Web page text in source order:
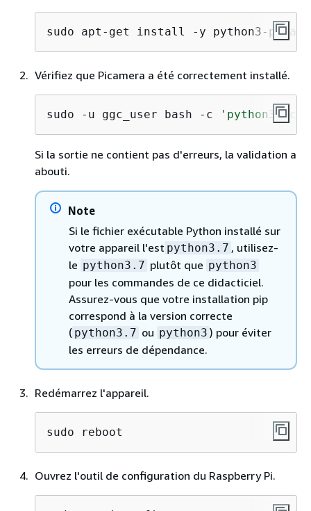
sudo apt-get install -y python3-
Vérifiez que Picamera a été correctement installé.
sudo -u ggc_user bash -c 'python3 -c
Si la sortie ne contient pas d'erreurs, la validation a
abouti.
Note
Si le fichier exécutable Python installé sur
votre appareil l'est python3.7 , utilisez-
le python3.7 plutôt que python3
pour les commandes de ce didacticiel.
Assurez-vous que votre installation pip
correspond à la version correcte
( python3.7 ou python3 ) pour éviter
les erreurs de dépendance.
Redémarrez l'appareil.
sudo reboot
Ouvrez l'outil de configuration du Raspberry Pi.